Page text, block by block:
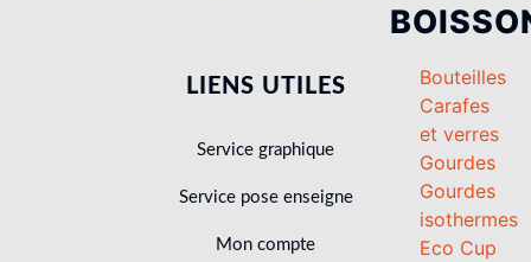
Bouteilles
Carafes
et verres
Gourdes
Gourdes
isothermes
Eco Cup
LIENS UTILES
Service graphique
Service pose enseigne
Mon compte